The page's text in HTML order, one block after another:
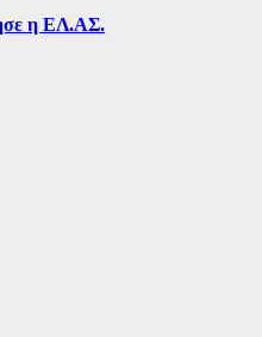
η ΕΛ.ΑΣ.